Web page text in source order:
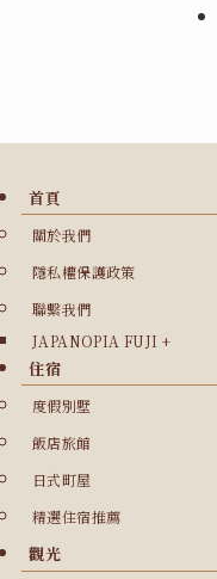
首頁
關於我們
隱私權保護政策
聯繫我們
JAPANOPIA FUJI +
住宿
度假別墅
飯店旅館
日式町屋
精選住宿推薦
觀光